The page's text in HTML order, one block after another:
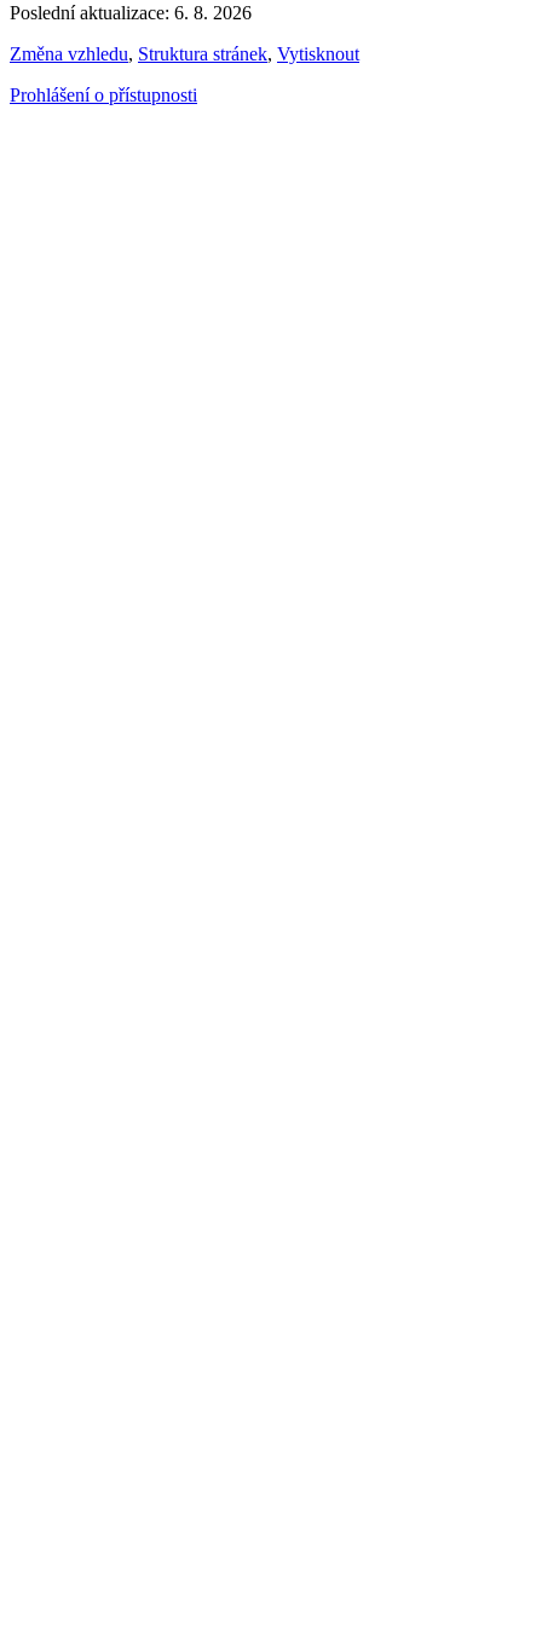
Poslední aktualizace: 6. 8. 2026
Změna vzhledu, Struktura stránek, Vytisknout
Prohlášení o přístupnosti